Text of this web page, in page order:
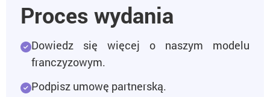
Proces wydania
Dowiedz się więcej o naszym modelu
franczyzowym.
Podpisz umowę partnerską.